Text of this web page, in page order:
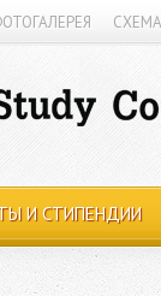
И СТИПЕНДИИ